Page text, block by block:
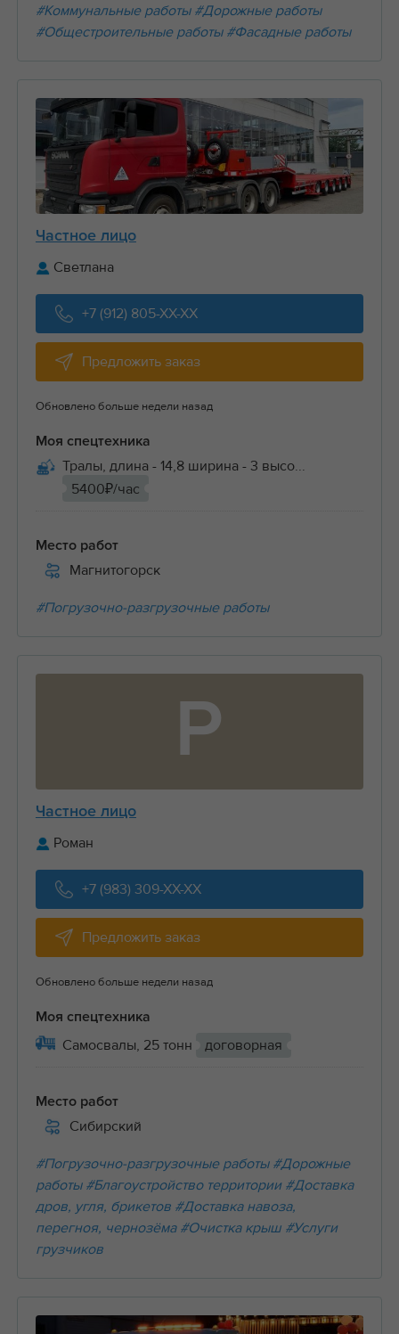
#Коммунальные работы #Дорожные работы
#Общестроительные работы #Фасадные работы
Частное лицо
Светлана
+7 (912) 805-XX-XX
Предложить заказ
Обновлено больше недели назад
Моя спецтехника
Тралы, длина - 14,8 ширина - 3 высо...
5400₽/час
Место работ
Магнитогорск
#Погрузочно-разгрузочные работы
Р
Частное лицо
Роман
+7 (983) 309-XX-XX
Предложить заказ
Обновлено больше недели назад
Моя спецтехника
Самосвалы, 25 тонн договорная
Место работ
Сибирский
#Погрузочно-разгрузочные работы #Дорожные
работы #Благоустройство территории #Доставка
дров, угля, брикетов #Доставка навоза,
перегноя, чернозёма #Очистка крыш #Услуги
грузчиков